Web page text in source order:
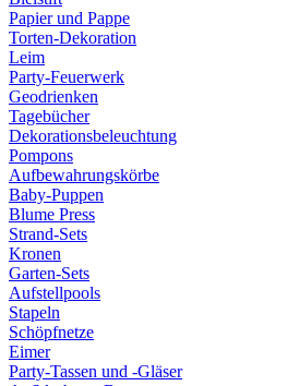
Papier und Pappe
Torten-Dekoration
Leim
Party-Feuerwerk
Geodrienken
Tagebücher
Dekorationsbeleuchtung
Pompons
Aufbewahrungskörbe
Baby-Puppen
Blume Press
Strand-Sets
Kronen
Garten-Sets
Aufstellpools
Stapeln
Schöpfnetze
Eimer
Party-Tassen und -Gläser